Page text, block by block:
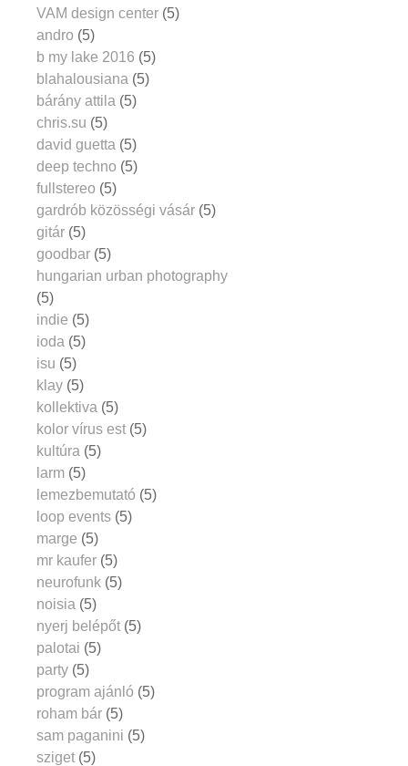
VAM design center (5)
andro (5)
b my lake 2016 (5)
blahalousiana (5)
bárány attila (5)
chris.su (5)
david guetta (5)
deep techno (5)
fullstereo (5)
gardrób közösségi vásár (5)
gitár (5)
goodbar (5)
hungarian urban photography
(5)
indie (5)
ioda (5)
isu (5)
klay (5)
kollektiva (5)
kolor vírus est (5)
kultúra (5)
larm (5)
lemezbemutató (5)
loop events (5)
marge (5)
mr kaufer (5)
neurofunk (5)
noisia (5)
nyerj belépőt (5)
palotai (5)
party (5)
program ajánló (5)
roham bár (5)
sam paganini (5)
sziget (5)